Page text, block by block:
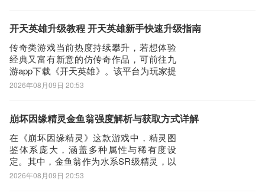
中一名敌人可叠加1层气势，最高5层；若
却
开天英雄升级教程 开天英雄新手快速升级指南
传奇类游戏当前热度持续攀升，若想体验
经典又富有新意的仿传奇作品，可前往九
游app下载《开天英雄》。该平台为玩家提
供丰富的新手扶持资源，包括专属开服礼
灵犀互娱旗下产品。现有礼包可拿，活动
英雄》的等
2026年08月09日 20:53
崩坏因缘精灵金鱼翁强度解析与获取方式详解
在《崩坏因缘精灵》这款游戏中，精灵图
鉴体系庞大，涵盖多种属性与稀有度设
定。其中，金鱼翁作为水系SR级精灵，以
金鱼老翁形象登场，头戴传统老翁帽，辨
2026年08月09日 20:53